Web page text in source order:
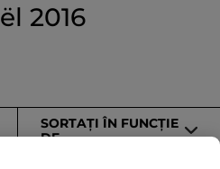
2016
SORTAȚI ÎN FUNCȚIE
DE